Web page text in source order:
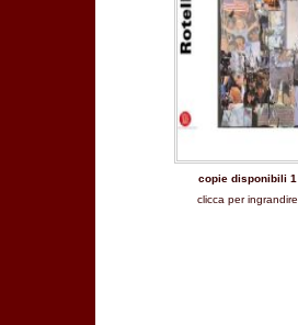
copie disponibili 1
clicca per ingrandire